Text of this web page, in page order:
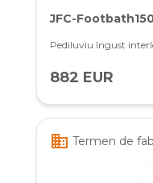
JFC-
Pediluviu îngust
882 EUR
business Termen de